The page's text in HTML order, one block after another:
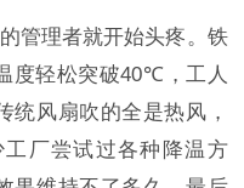
管理者就开始头疼。铁
度轻松突破40℃ ，工人
统风扇吹的全是热风，
厂尝试过各种降温方